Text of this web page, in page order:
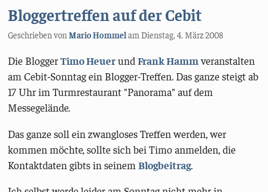
Bloggertreffen auf der Cebit
Geschrieben vonMario HommelamDienstag, 4. März 2008
Die BloggerTimo HeuerundFrank Hammveranstalten
am Cebit-Sonntag ein Blogger-Treffen. Das ganze steigt ab
17 Uhr im Turmrestaurant "Panorama" auf dem
Messegelände.
Das ganze soll ein zwangloses Treffen werden, wer
kommen möchte, sollte sich bei Timo anmelden, die
Kontaktdaten gibts in seinemBlogbeitrag.